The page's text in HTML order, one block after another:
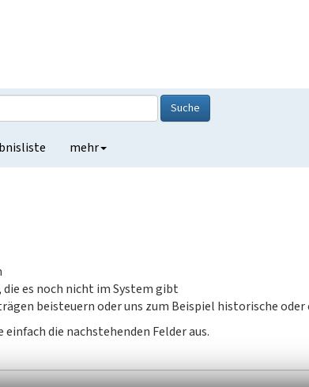
Suche
mehr
es noch nicht im System gibt
beisteuern oder uns zum Beispiel historische oder
einfach die nachstehenden Felder aus.